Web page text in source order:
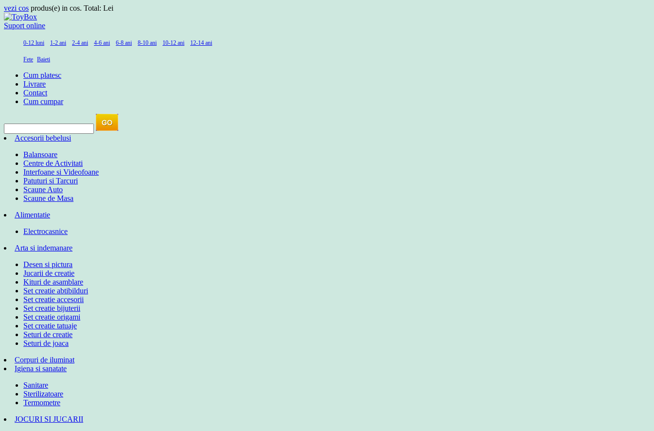
vezi cos produs(e) in cos. Total: Lei
Suport online
0-12 luni 1-2 ani 2-4 ani 4-6 ani 6-8 ani 8-10 ani 10-12 ani 12-14 ani
Fete Baieti
Cum platesc
Livrare
Contact
Cum cumpar
Accesorii bebelusi
Balansoare
Centre de Activitati
Interfoane si Videofoane
Patuturi si Tarcuri
Scaune Auto
Scaune de Masa
Alimentatie
Electrocasnice
Arta si indemanare
Desen si pictura
Jucarii de creatie
Kituri de asamblare
Set creatie abtibilduri
Set creatie accesorii
Set creatie bijuterii
Set creatie origami
Set creatie tatuaje
Seturi de creatie
Seturi de joaca
Corpuri de iluminat
Igiena si sanatate
Sanitare
Sterilizatoare
Termometre
JOCURI SI JUCARII